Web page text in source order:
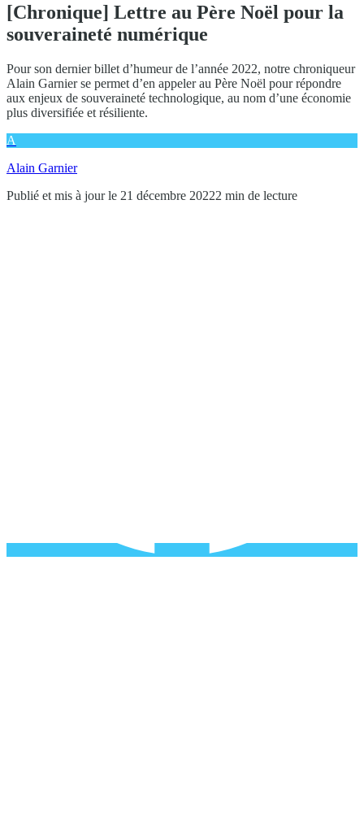
[Chronique] Lettre au Père Noël pour la
souveraineté numérique
Pour son dernier billet d’humeur de l’année 2022, notre chroniqueur
Alain Garnier se permet d’en appeler au Père Noël pour répondre
aux enjeux de souveraineté technologique, au nom d’une économie
plus diversifiée et résiliente.
A
Alain Garnier
Publié et mis à jour le 21 décembre 20222 min de lecture